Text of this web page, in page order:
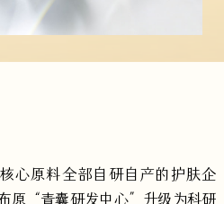
心原料全部自研自产的护肤企